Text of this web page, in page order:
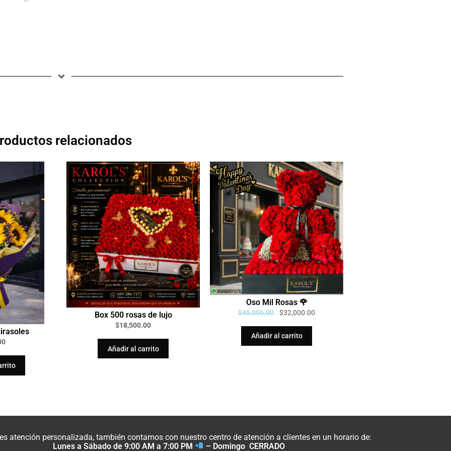
relacionados
Box 500 rosas de lujo
$18,500.00
Añadir al carrito
Oso Mil Rosas 🌹
$45,000.00 $32,000.00
Añadir al carrito
atención personalizada, también contamos con nuestro centro de atención a clientes en un horario de:
Lunes a Sábado de 9:00 AM a 7:00 PM
– Domingo CERRADO